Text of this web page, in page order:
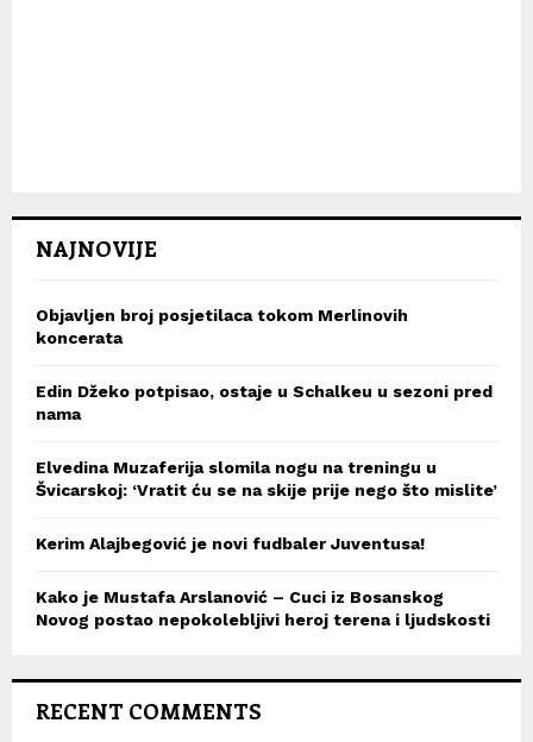
NAJNOVIJE
Objavljen broj posjetilaca tokom Merlinovih
koncerata
Edin Džeko potpisao, ostaje u Schalkeu u sezoni pred
nama
Elvedina Muzaferija slomila nogu na treningu u
Švicarskoj: ‘Vratit ću se na skije prije nego što mislite’
Kerim Alajbegović je novi fudbaler Juventusa!
Kako je Mustafa Arslanović – Cuci iz Bosanskog
Novog postao nepokolebljivi heroj terena i ljudskosti
RECENT COMMENTS